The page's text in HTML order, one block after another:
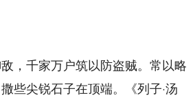
，千家万户筑以防盗贼。常以略
些尖锐石子在顶端。《列子·汤